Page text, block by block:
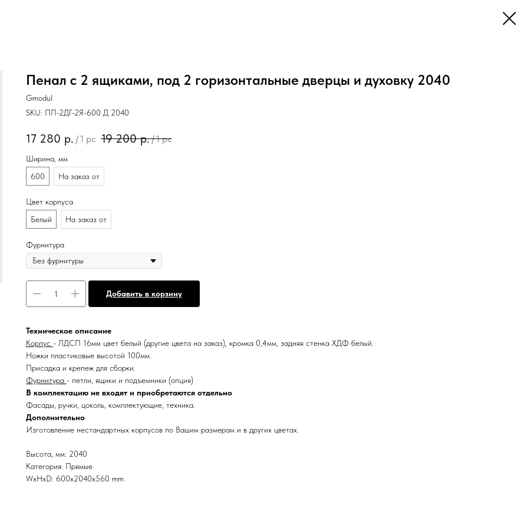
Пенал с 2 ящиками, под 2 горизонтальные дверцы и духовку 2040
Gmodul
SKU: ПП-2ДГ-2Я-600 Д 2040
17 280 р. / 1 pc 19 200 р./1 pc
Ширина, мм
600
На заказ от
Цвет корпуса
Белый
На заказ от
Фурнитура
Добавить в корзину
Техническое описание
Корпус - ЛДСП 16мм цвет белый (другие цвета на заказ), кромка 0,4мм, задняя стенка ХДФ белый.
Ножки пластиковые высотой 100мм.
Присадка и крепеж для сборки.
Фурнитура - петли, ящики и подъемники (опция)
В комплектацию не входят и приобретаются отдельно
Фасады, ручки, цоколь, комплектующие, техника.
Дополнительно
Изготовление нестандартных корпусов по Вашим размерам и в других цветах.
Высота, мм: 2040
Категория: Прямые
WxHxD: 600x2040x560 mm